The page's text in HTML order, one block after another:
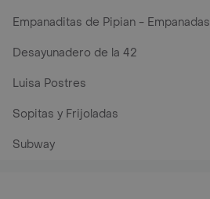
Empanaditas de Pipian - Empanadas
Desayunadero de la 42
Luisa Postres
Sopitas y Frijoladas
Subway